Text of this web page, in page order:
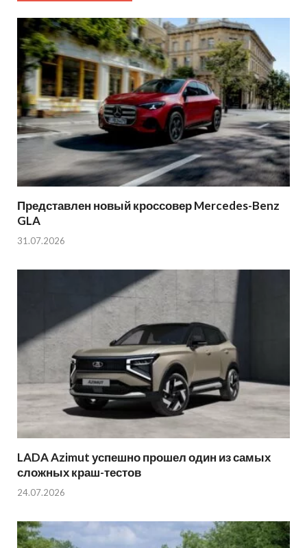
Представлен новый кроссовер Mercedes-Benz
GLA
31.07.2026
LADA Azimut успешно прошел один из самых
сложных краш-тестов
24.07.2026